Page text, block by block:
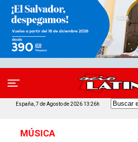
España, 7 de Agosto de 2026 13:26h
MÚSICA